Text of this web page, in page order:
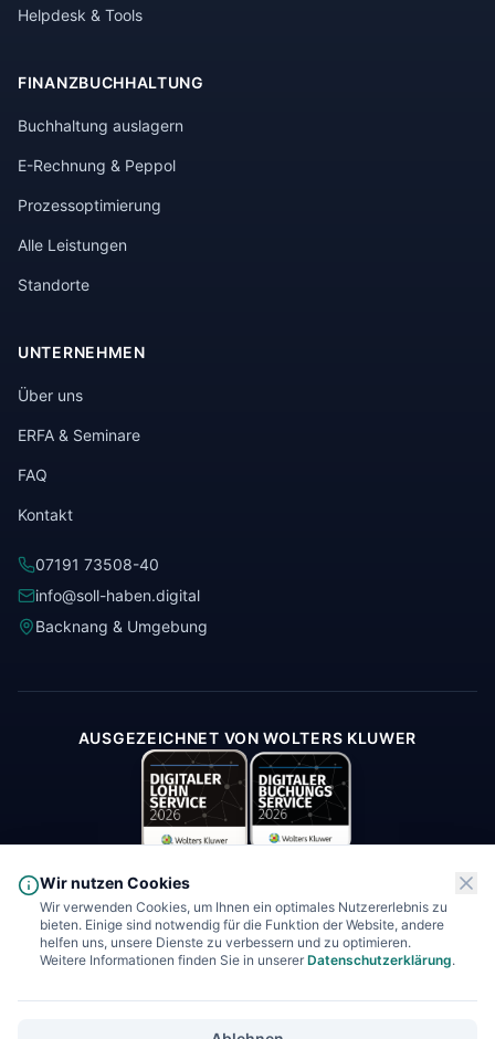
Helpdesk & Tools
FINANZBUCHHALTUNG
Buchhaltung auslagern
E-Rechnung & Peppol
Prozessoptimierung
Alle Leistungen
Standorte
UNTERNEHMEN
Über uns
ERFA & Seminare
FAQ
Kontakt
07191 73508-40
info@soll-haben.digital
Backnang & Umgebung
AUSGEZEICHNET VON WOLTERS KLUWER
* Soll-Haben.digital GmbH erbringt im Bereich Finanzbuchhaltung und
Buchhaltung ausschließlich Leistungen nach § 6 Nr. 3 und Nr. 4 des
Vertretung gegenüber Behörden ist den zugelassenen Steuerberatern
Wir nutzen Cookies
Wir verwenden Cookies, um Ihnen ein optimales Nutzererlebnis zu
bieten. Einige sind notwendig für die Funktion der Website, andere
helfen uns, unsere Dienste zu verbessern und zu optimieren.
Weitere Informationen finden Sie in unserer Datenschutzerklärung.